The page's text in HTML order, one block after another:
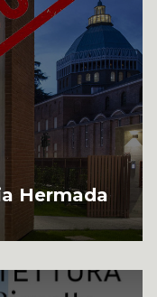
Hermada